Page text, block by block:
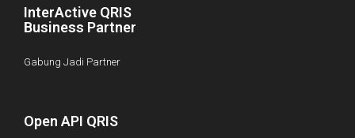
InterActive QRIS
Business Partner
Gabung Jadi Partner
Open API QRIS